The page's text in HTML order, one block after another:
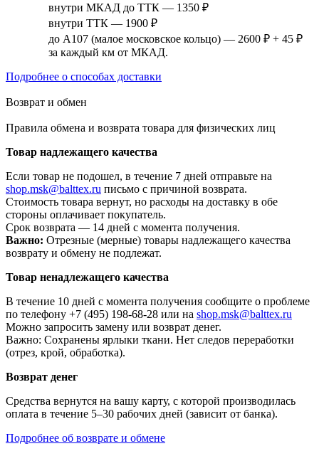
внутри МКАД до ТТК — 1350 ₽
внутри ТТК — 1900 ₽
до А107 (малое московское кольцо) — 2600 ₽ + 45 ₽
за каждый км от МКАД.
Подробнее о способах доставки
Возврат и обмен
Правила обмена и возврата товара для физических лиц
Товар надлежащего качества
Если товар не подошел, в течение 7 дней отправьте на
shop.msk@balttex.ru письмо с причиной возврата.
Стоимость товара вернут, но расходы на доставку в обе
стороны оплачивает покупатель.
Срок возврата — 14 дней с момента получения.
Важно: Отрезные (мерные) товары надлежащего качества
возврату и обмену не подлежат.
Товар ненадлежащего качества
В течение 10 дней с момента получения сообщите о проблеме
по телефону +7 (495) 198-68-28 или на shop.msk@balttex.ru
Можно запросить замену или возврат денег.
Важно: Сохранены ярлыки ткани. Нет следов переработки
(отрез, крой, обработка).
Возврат денег
Средства вернутся на вашу карту, с которой производилась
оплата в течение 5–30 рабочих дней (зависит от банка).
Подробнее об возврате и обмене